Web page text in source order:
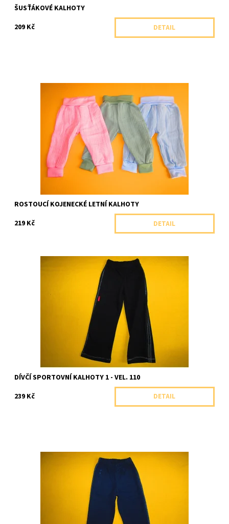
ŠUSŤÁKOVÉ KALHOTY
209 Kč
DETAIL
Jednobarevné kojenecké rostoucí kalhoty jsou ušité z
lehoučkého prodyšného mušelínu. Ideální na teplé letní dny.
Skladem 1 ks
Arex, ČR
ROSTOUCÍ KOJENECKÉ LETNÍ KALHOTY
219 Kč
DETAIL
Dívčí sportovní kalhoty rovného střihu se stříbrným prošitím.
Skladem 1 ks
Soňa Zemanová, ČR
DÍVČÍ SPORTOVNÍ KALHOTY 1 - VEL. 110
239 Kč
DETAIL
Chlapecké sportovní kalhoty rovného střihu s kapsou na zip.
Skladem 1 ks
Soňa Zemanová, ČR